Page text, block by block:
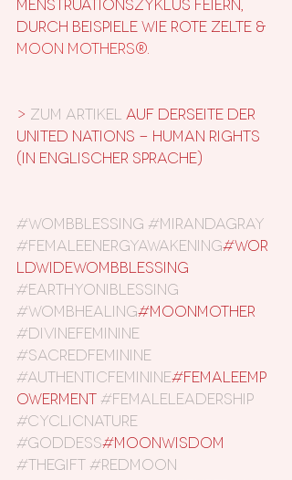
durch Beispiele wie Rote Zelte &
Moon Mothers®
> Zum Artikel
auf derSeite der
United Nations - Human Rights
(in englischer Sprache)
#wombblessing #mirandagray
#femaleenergyawakening#wor
ldwidewombblessing
#earthyoniblessing
#wombhealing#moonmother
#divinefeminine
#sacredfeminine
#authenticfeminine#femaleemp
owerment #femaleleadership
#cyclicnature
#goddess#moonwisdom
#thegift #redmoon